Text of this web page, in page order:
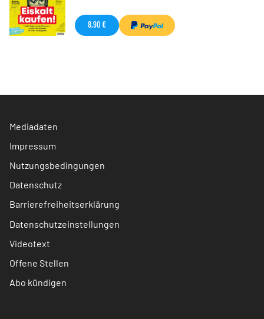
8,90 €
Mediadaten
Impressum
Nutzungsbedingungen
Datenschutz
Barrierefreiheitserklärung
Datenschutzeinstellungen
Videotext
Offene Stellen
Abo kündigen